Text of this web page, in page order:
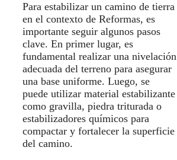
Para estabilizar un camino de tierra
en el contexto de Reformas, es
importante seguir algunos pasos
clave. En primer lugar, es
fundamental realizar una nivelación
adecuada del terreno para asegurar
una base uniforme. Luego, se
puede utilizar material estabilizante
como gravilla, piedra triturada o
estabilizadores químicos para
compactar y fortalecer la superficie
del camino.